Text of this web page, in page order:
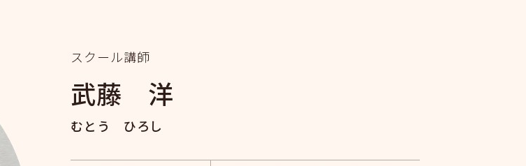
スクール講師
武藤 洋
むとう ひろし